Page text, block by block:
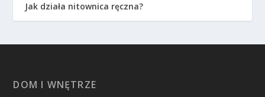
Jak działa nitownica ręczna?
DOM I WNĘTRZE